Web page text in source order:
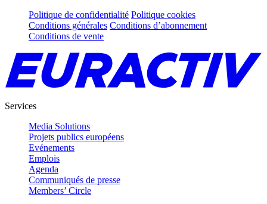
Politique de confidentialité Politique cookies
Conditions générales Conditions d’abonnement
Conditions de vente
Services
Media Solutions
Projets publics européens
Evénements
Emplois
Agenda
Communiqués de presse
Members’ Circle